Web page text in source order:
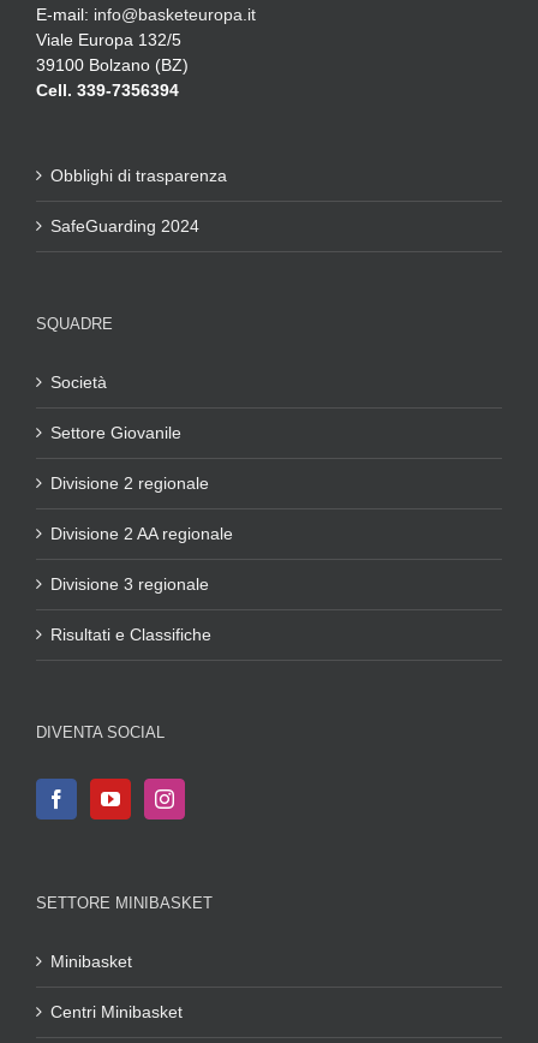
E-mail: info@basketeuropa.it
Viale Europa 132/5
39100 Bolzano (BZ)
Cell. 339-7356394
Obblighi di trasparenza
SafeGuarding 2024
SQUADRE
Società
Settore Giovanile
Divisione 2 regionale
Divisione 2 AA regionale
Divisione 3 regionale
Risultati e Classifiche
DIVENTA SOCIAL
SETTORE MINIBASKET
Minibasket
Centri Minibasket